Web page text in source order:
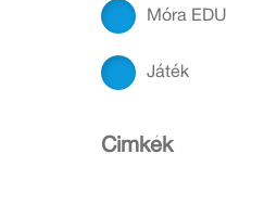
Móra EDU
Játék
Cimkék